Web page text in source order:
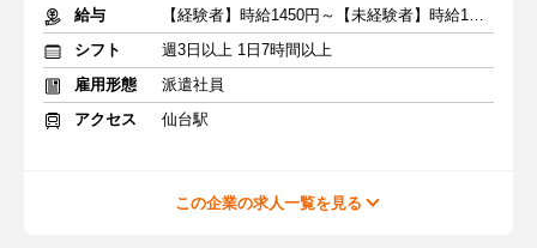
給与
【経験者】時給1450円～【未経験者】時給1300円～ ＋交通費
シフト
週3日以上 1日7時間以上
雇用形態
派遣社員
アクセス
仙台駅
この企業の求人一覧を見る